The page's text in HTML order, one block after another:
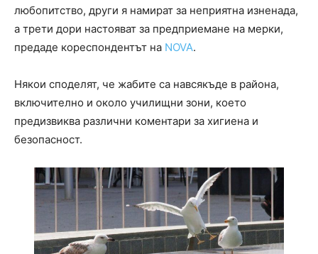
любопитство, други я намират за неприятна изненада,
а трети дори настояват за предприемане на мерки,
предаде кореспондентът на NOVA.
Някои споделят, че жабите са навсякъде в района,
включително и около училищни зони, което
предизвиква различни коментари за хигиена и
безопасност.